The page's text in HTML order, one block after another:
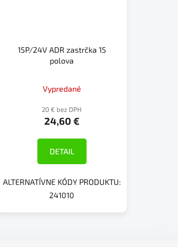
15P/24V ADR zastrčka 15
polova
Vypredané
20 € bez DPH
24,60 €
DETAIL
ALTERNATÍVNE KÓDY PRODUKTU:
241010